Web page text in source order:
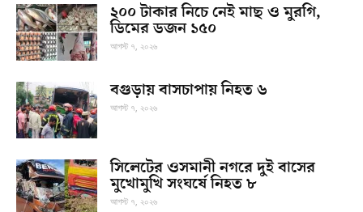
২০০ টাকার নিচে নেই মাছ ও মুরগি,
ডিমের ডজন ১৫০
আগস্ট ৭, ২০২৬
বগুড়ায় বাসচাপায় নিহত ৬
আগস্ট ৭, ২০২৬
সিলেটের ওসমানী নগরে দুই বাসের
মুখোমুখি সংঘর্ষে নিহত ৮
আগস্ট ৭, ২০২৬